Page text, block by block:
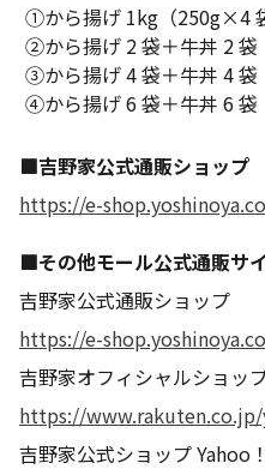
①から揚げ 1kg（250g×4
②から揚げ 2 袋＋牛丼 2 袋
③から揚げ 4 袋＋牛丼 4 袋
④から揚げ 6 袋＋牛丼 6 袋
■吉野家公式通販ショップ
https://e-
■その他モール公式通販サ
吉野家公式通販ショップ
https://e-
吉野家オフィシャルショッ
https://
吉野家公式ショップ Yahoo